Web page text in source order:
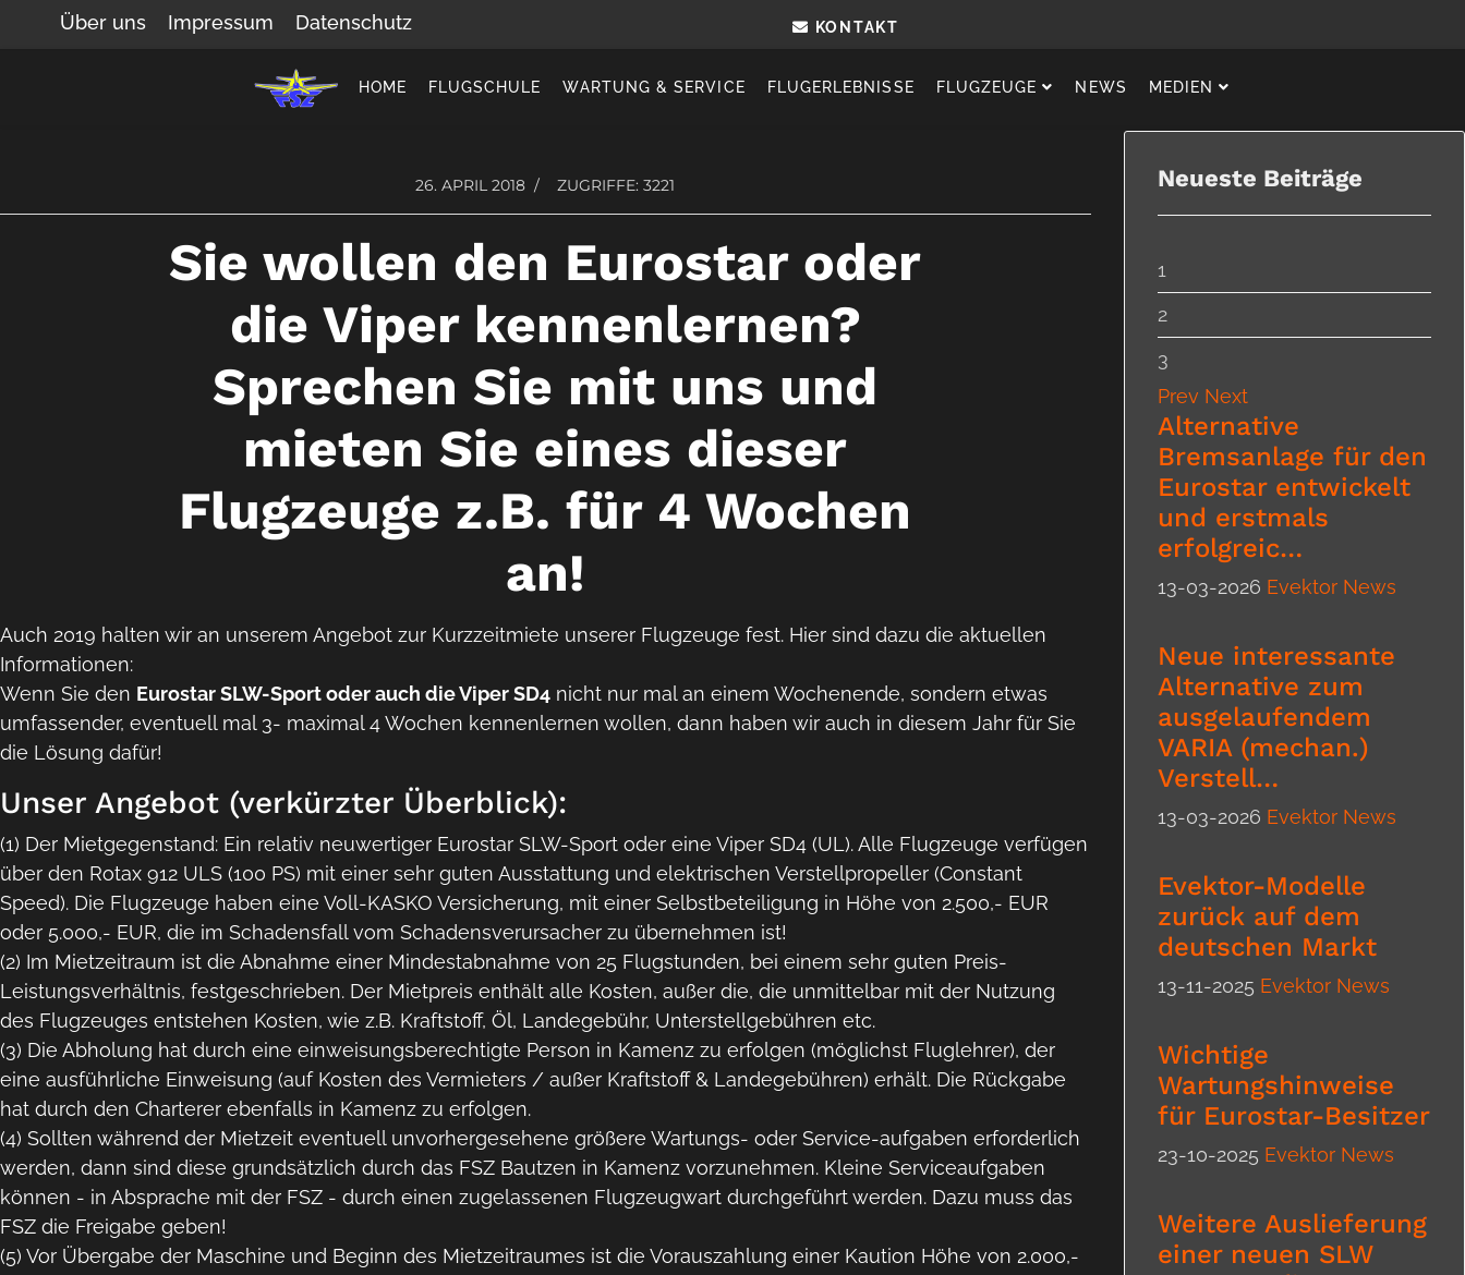
Über uns Impressum Datenschutz KONTAKT
HOME
FLUGSCHULE WARTUNG & SERVICE FLUGERLEBNISSE FLUGZEUGE NEWS MEDIEN
26. APRIL 2018 ZUGRIFFE: 3221
Sie wollen den Eurostar oder
die Viper kennenlernen?
Sprechen Sie mit uns und
mieten Sie eines dieser
Flugzeuge z.B. für 4 Wochen
an!
Auch 2019 halten wir an unserem Angebot zur Kurzzeitmiete unserer Flugzeuge fest. Hier sind dazu die aktuellen
Informationen:
Wenn Sie den Eurostar SLW-Sport oder auch die Viper SD4 nicht nur mal an einem Wochenende, sondern etwas
umfassender, eventuell mal 3- maximal 4 Wochen kennenlernen wollen, dann haben wir auch in diesem Jahr für Sie
die Lösung dafür!
Unser Angebot (verkürzter Überblick):
(1) Der Mietgegenstand: Ein relativ neuwertiger Eurostar SLW-Sport oder eine Viper SD4 (UL). Alle Flugzeuge verfügen
über den Rotax 912 ULS (100 PS) mit einer sehr guten Ausstattung und elektrischen Verstellpropeller (Constant
Speed). Die Flugzeuge haben eine Voll-KASKO Versicherung, mit einer Selbstbeteiligung in Höhe von 2.500,- EUR
oder 5.000,- EUR, die im Schadensfall vom Schadensverursacher zu übernehmen ist!
(2) Im Mietzeitraum ist die Abnahme einer Mindestabnahme von 25 Flugstunden, bei einem sehr guten Preis-
Leistungsverhältnis, festgeschrieben. Der Mietpreis enthält alle Kosten, außer die, die unmittelbar mit der Nutzung
des Flugzeuges entstehen Kosten, wie z.B. Kraftstoff, Öl, Landegebühr, Unterstellgebühren etc.
(3) Die Abholung hat durch eine einweisungsberechtigte Person in Kamenz zu erfolgen (möglichst Fluglehrer), der
eine ausführliche Einweisung (auf Kosten des Vermieters / außer Kraftstoff & Landegebühren) erhält. Die Rückgabe
hat durch den Charterer ebenfalls in Kamenz zu erfolgen.
(4) Sollten während der Mietzeit eventuell unvorhergesehene größere Wartungs- oder Service-aufgaben erforderlich
werden, dann sind diese grundsätzlich durch das FSZ Bautzen in Kamenz vorzunehmen. Kleine Serviceaufgaben
können - in Absprache mit der FSZ - durch einen zugelassenen Flugzeugwart durchgeführt werden. Dazu muss das
FSZ die Freigabe geben!
(5) Vor Übergabe der Maschine und Beginn des Mietzeitraumes ist die Vorauszahlung einer Kaution Höhe von 2.000,-
Neueste Beiträge
1
2
3
Prev Next
Alternative
Bremsanlage für den
Eurostar entwickelt
und erstmals
erfolgreic…
13-03-2026 Evektor News
Neue interessante
Alternative zum
ausgelaufendem
VARIA (mechan.)
Verstell…
13-03-2026 Evektor News
Evektor-Modelle
zurück auf dem
deutschen Markt
13-11-2025 Evektor News
Wichtige
Wartungshinweise
für Eurostar-Besitzer
23-10-2025 Evektor News
Weitere Auslieferung
einer neuen SLW